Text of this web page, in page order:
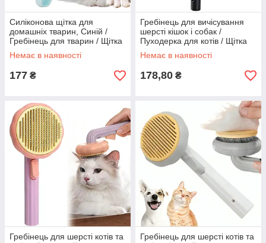
Силіконова щітка для
домашніх тварин, Синій /
Гребінець для тварин / Щітка
для собак і котів
Немає в наявності
177 ₴
Гребінець для вичісування
шерсті кішок і собак /
Пуходерка для котів / Щітка
для вичісування тварин
Немає в наявності
178,80 ₴
Гребінець для шерсті котів та
Гребінець для шерсті котів та